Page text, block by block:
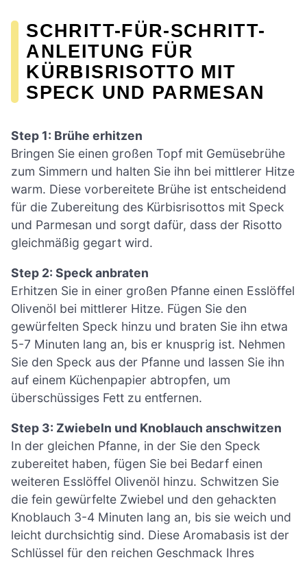
SCHRITT-FÜR-SCHRITT-
ANLEITUNG FÜR
KÜRBISRISOTTO MIT
SPECK UND PARMESAN
Step 1: Brühe erhitzen
Bringen Sie einen großen Topf mit Gemüsebrühe
zum Simmern und halten Sie ihn bei mittlerer Hitze
warm. Diese vorbereitete Brühe ist entscheidend
für die Zubereitung des Kürbisrisottos mit Speck
und Parmesan und sorgt dafür, dass der Risotto
gleichmäßig gegart wird.
Step 2: Speck anbraten
Erhitzen Sie in einer großen Pfanne einen Esslöffel
Olivenöl bei mittlerer Hitze. Fügen Sie den
gewürfelten Speck hinzu und braten Sie ihn etwa
5-7 Minuten lang an, bis er knusprig ist. Nehmen
Sie den Speck aus der Pfanne und lassen Sie ihn
auf einem Küchenpapier abtropfen, um
überschüssiges Fett zu entfernen.
Step 3: Zwiebeln und Knoblauch anschwitzen
In der gleichen Pfanne, in der Sie den Speck
zubereitet haben, fügen Sie bei Bedarf einen
weiteren Esslöffel Olivenöl hinzu. Schwitzen Sie
die fein gewürfelte Zwiebel und den gehackten
Knoblauch 3-4 Minuten lang an, bis sie weich und
leicht durchsichtig sind. Diese Aromabasis ist der
Schlüssel für den reichen Geschmack Ihres